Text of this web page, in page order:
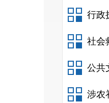
行政
社会
公共
涉农